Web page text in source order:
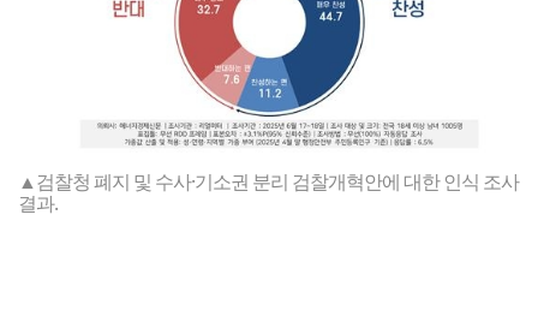
▲검찰청 폐지 및 수사·기소권 분리 검찰개혁안에 대한 인식 조사
결과.